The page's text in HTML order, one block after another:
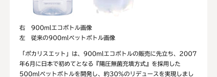
右 900mlエコボトル画像
左 従来の900mlペットボトル画像
「ポカリスエット」は、900mlエコボトルの販売に先立ち、2007
年6月に日本で初めてとなる『陽圧無菌充填方式』を採用した
500mlペットボトルを開発し、約30%のリデュースを実現しまし